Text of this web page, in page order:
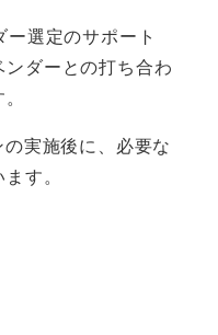
選定のサポート
ダーとの打ち合わ
実施後に、必要な
す。